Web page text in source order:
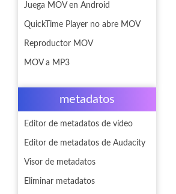
Juega MOV en Android
QuickTime Player no abre MOV
Reproductor MOV
MOV a MP3
metadatos
Editor de metadatos de vídeo
Editor de metadatos de Audacity
Visor de metadatos
Eliminar metadatos